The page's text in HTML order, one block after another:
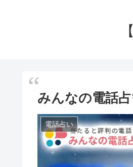
みんなの電話
電話占い